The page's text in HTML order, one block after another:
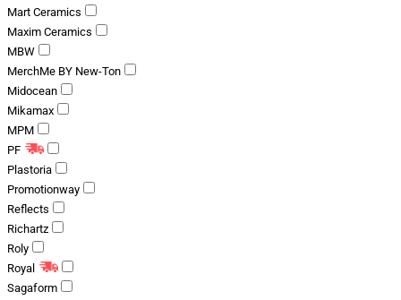
Mart Ceramics
Maxim Ceramics
MBW
MerchMe BY New-Ton
Midocean
Mikamax
MPM
PF
Plastoria
Promotionway
Reflects
Richartz
Roly
Royal
Sagaform